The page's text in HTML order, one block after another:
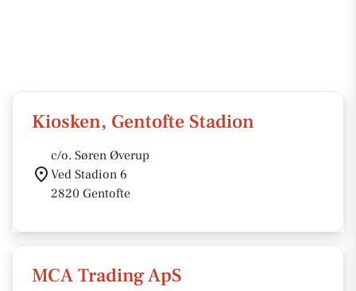
Kiosken, Gentofte Stadion
c/o. Søren Øverup
Ved Stadion 6
2820 Gentofte
MCA Trading ApS